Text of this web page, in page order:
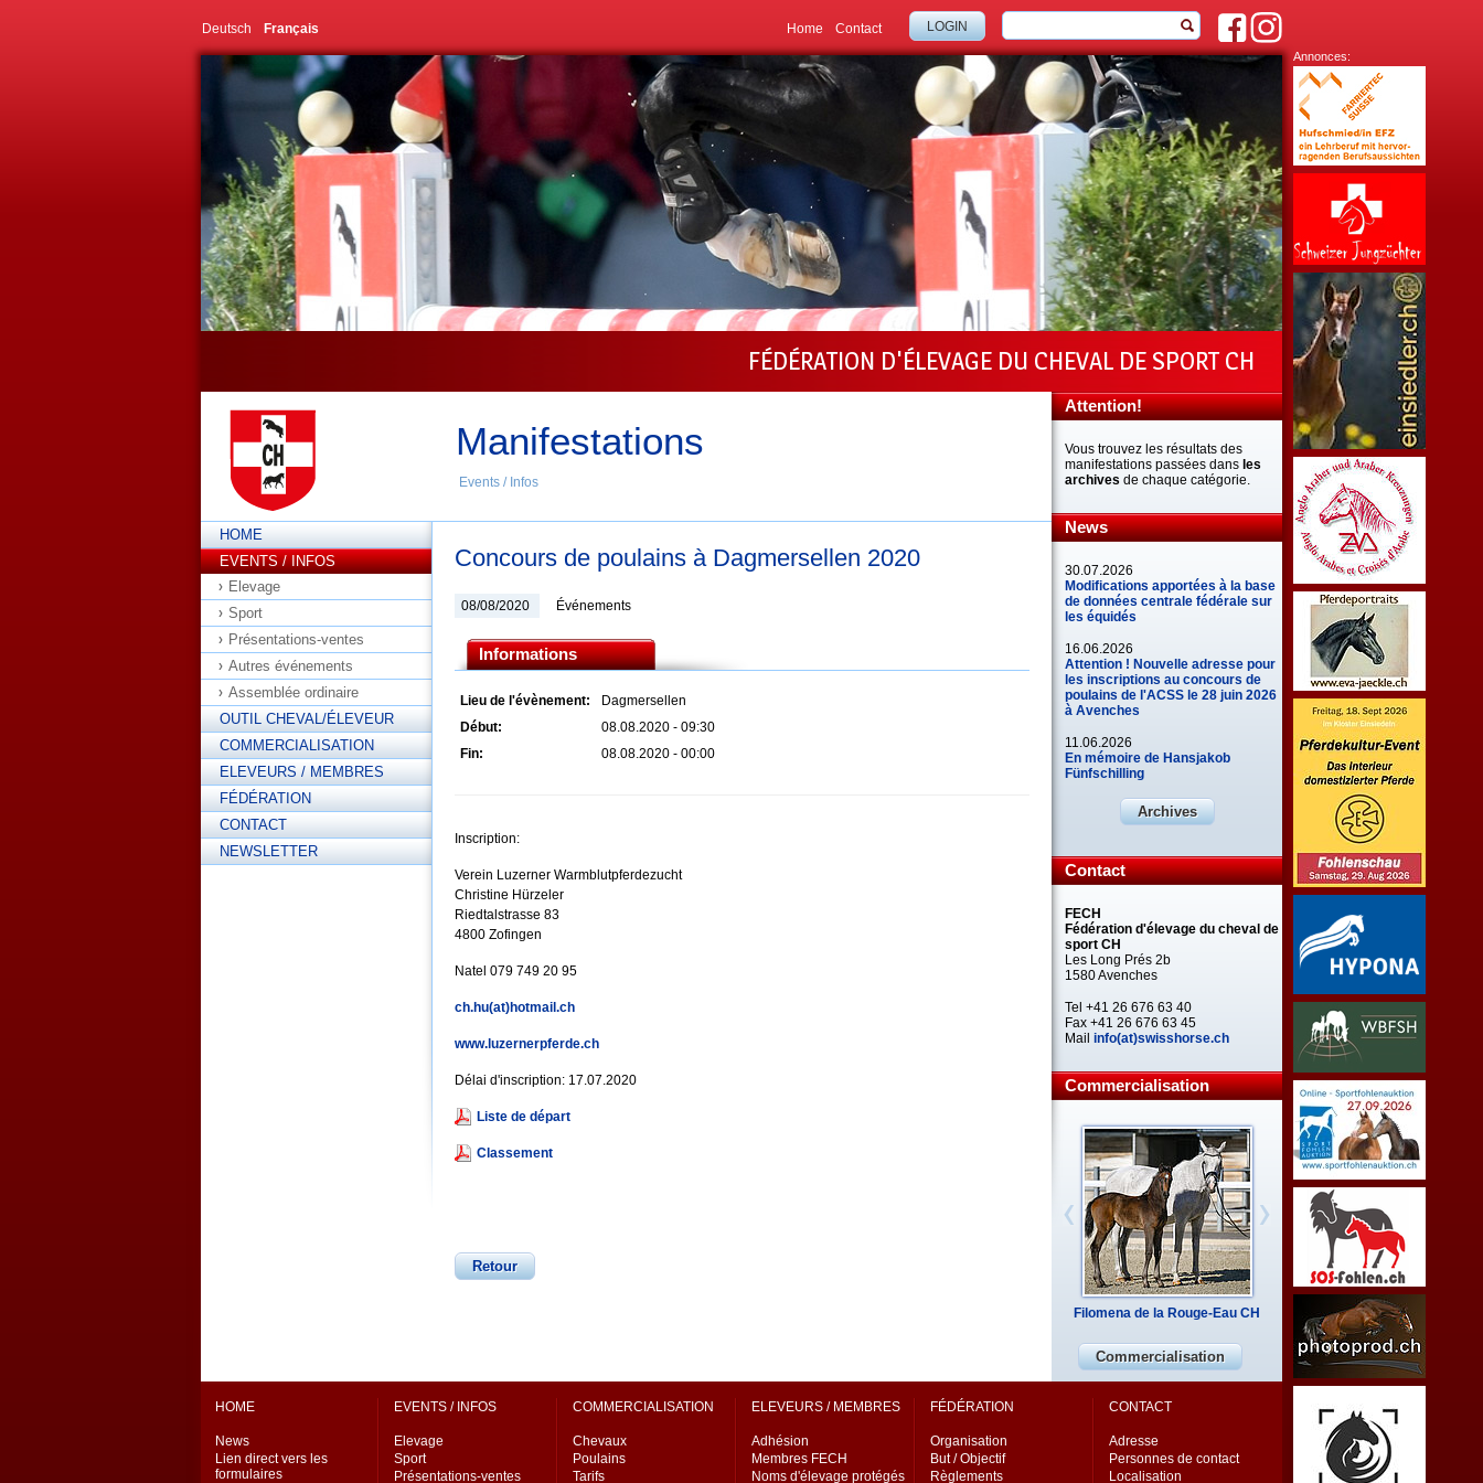
Deutsch Français LOGIN
Home Contact
FÉDÉRATION D'ÉLEVAGE DU CHEVAL DE SPORT CH
Manifestations
Events / Infos
HOME
EVENTS / INFOS
Elevage
Sport
Présentations-ventes
Autres événements
Assemblée ordinaire
OUTIL CHEVAL/ÉLEVEUR
COMMERCIALISATION
ELEVEURS / MEMBRES
FÉDÉRATION
CONTACT
NEWSLETTER
Concours de poulains à Dagmersellen 2020
08/08/2020 Événements
Informations
Lieu de l'évènement:
Dagmersellen
Début:
08.08.2020 - 09:30
Fin:
08.08.2020 - 00:00
Inscription:
Verein Luzerner Warmblutpferdezucht
Christine Hürzeler
Riedtalstrasse 83
4800 Zofingen
Natel 079 749 20 95
ch.hu(at)hotmail.ch
www.luzernerpferde.ch
Délai d'inscription: 17.07.2020
Liste de départ
Classement
Retour
Attention!
Vous trouvez les résultats des
manifestations passées dans les
archives de chaque catégorie.
News
30.07.2026
Modifications apportées à la base
de données centrale fédérale sur
les équidés
16.06.2026
Attention ! Nouvelle adresse pour
les inscriptions au concours de
poulains de l'ACSS le 28 juin 2026
à Avenches
11.06.2026
En mémoire de Hansjakob
Fünfschilling
Archives
Contact
FECH
Fédération d'élevage du cheval de
sport CH
Les Long Prés 2b
1580 Avenches
Tel +41 26 676 63 40
Fax +41 26 676 63 45
Mail info(at)swisshorse.ch
Commercialisation
Filomena de la Rouge-Eau CH
Commercialisation
HOME
News
Lien direct vers les
formulaires
EVENTS / INFOS
Elevage
Sport
Présentations-ventes
COMMERCIALISATION
Chevaux
Poulains
Tarifs
ELEVEURS / MEMBRES
Adhésion
Membres FECH
Noms d'élevage protégés
FÉDÉRATION
Organisation
But / Objectif
Règlements
CONTACT
Adresse
Personnes de contact
Localisation
Annonces: